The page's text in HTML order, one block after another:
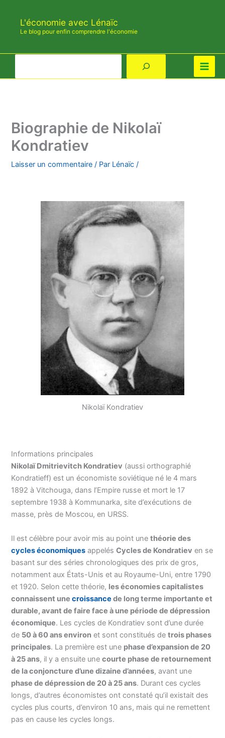
contenu
L'économie avec Lénaïc
Le blog pour enfin comprendre l'économie
Biographie de Nikolaï
Kondratiev
Laisser un commentaire / Par Lénaïc/
Nikolaï Kondratiev
Informations principales
Nikolaï Dmitrievitch Kondratiev (aussi orthographié
Kondratieff) est un économiste soviétique né le 4 mars
1892 à Vitchouga, dans l’Empire russe et mort le 17
septembre 1938 à Kommunarka, site d’exécutions de
masse, près de Moscou, en URSS.
Il est célèbre pour avoir mis au point unethéorie des
cycles économiques appelésCycles de Kondratiev en se
basant sur des séries chronologiques des prix de gros,
notamment aux États-Unis et au Royaume-Uni, entre 1790
et 1920. Selon cette théorie, les économies capitalistes
connaissent unecroissance de long terme importante et
durable, avant de faire face à une période de dépression
économique. Les cycles de Kondratiev sont d’une durée
de 50 à 60 ans environ et sont constitués detrois phases
principales. La première est une phase d’expansion de 20
à 25 ans, il y a ensuite unecourte phase de retournement
de la conjoncture d’une dizaine d’années, avant une
phase de dépression de 20 à 25 ans. Durant ces cycles
longs, d’autres économistes ont constaté qu’il existait des
cycles plus courts, d’environ 10 ans, mais qui ne remettent
pas en cause les cycles longs.